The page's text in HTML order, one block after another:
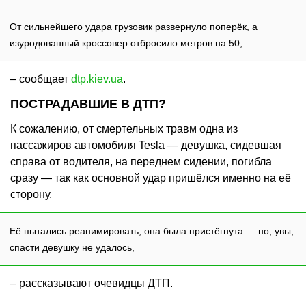
От сильнейшего удара грузовик развернуло поперёк, а
изуродованный кроссовер отбросило метров на 50,
– сообщает dtp.kiev.ua.
ПОСТРАДАВШИЕ В ДТП?
К сожалению, от смертельных травм одна из
пассажиров автомобиля Tesla — девушка, сидевшая
справа от водителя, на переднем сидении, погибла
сразу — так как основной удар пришёлся именно на её
сторону.
Её пытались реанимировать, она была пристёгнута — но, увы,
спасти девушку не удалось,
– рассказывают очевидцы ДТП.